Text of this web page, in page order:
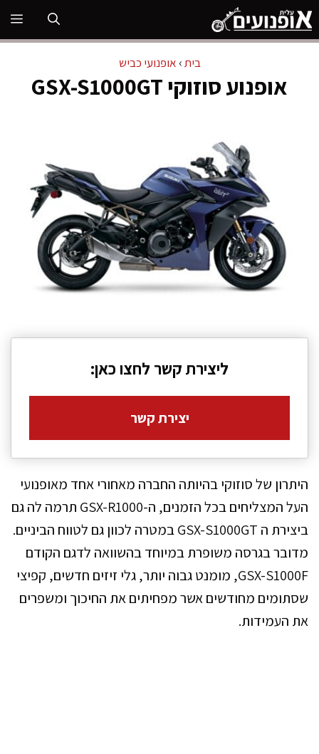
לדלג
לתוכן
בית› אופנועי כביש
אופנוע סוזוקי GSX-S1000GT
ליצירת קשר לחצו כאן:
יצירת קשר
היתרון של סוזוקי בהיותה החברה מאחורי אחד מאופנועי
העל המצליחים בכל הזמנים, ה-GSX-R1000 תרמה לה גם
ביצירת ה GSX-S1000GT במטרה לכוון גם לטווח הביניים.
מדובר בגרסה משופרת במיוחד בהשוואה לדגם הקודם
GSX-S1000F, מומנט גבוה יותר, גלי זיזים חדשים, קפיצי
שסתומים מחודשים אשר מפחיתים את החיכוך ומשפרים
את העמידות.